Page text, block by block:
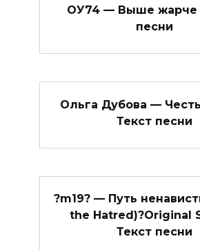
ОУ74 — Выше жарче
песни
Ольга Дубова —
Текст песни
?m19? — Путь
the Hatred)?Original
Текст песни